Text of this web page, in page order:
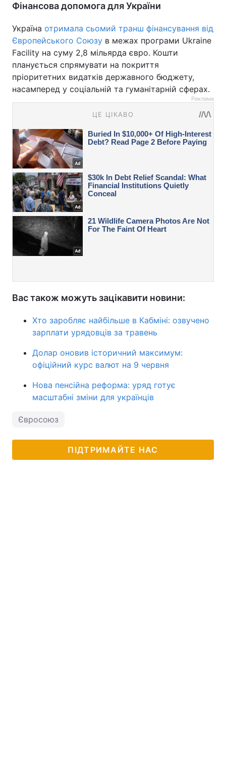
Фінансова допомога для України
Україна отримала сьомий транш фінансування від
Європейського Союзу в межах програми Ukraine
Facility на суму 2,8 мільярда євро. Кошти
планується спрямувати на покриття
пріоритетних видатків державного бюджету,
насамперед у соціальній та гуманітарній сферах.
Реклама
Вас також можуть зацікавити новини:
Хто заробляє найбільше в Кабміні: озвучено
зарплати урядовців за травень
Долар оновив історичний максимум:
офіційний курс валют на 9 червня
Нова пенсійна реформа: уряд готує
масштабні зміни для українців
Євросоюз
ПІДТРИМАЙТЕ НАС